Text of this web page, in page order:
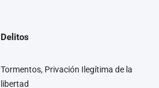
Delitos
Tormentos, Privación Ilegítima de la
libertad